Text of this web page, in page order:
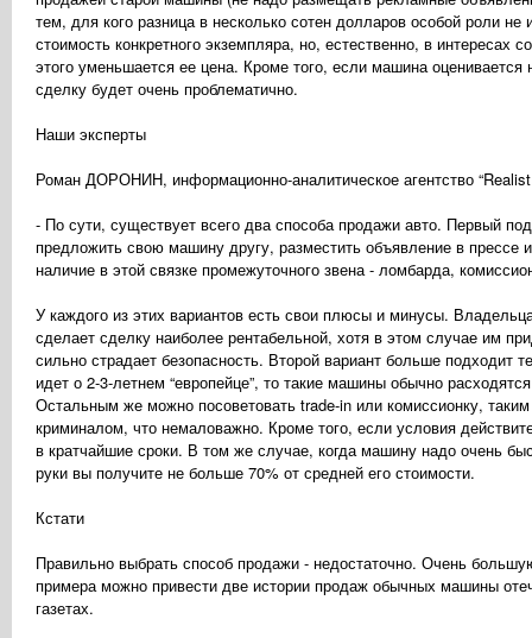
тем, для кого разница в несколько сотен долларов особой роли
стоимость конкретного экземпляра, но, естественно, в
этого уменьшается ее цена. Кроме того, если машина
сделку будет очень проблематично.
Наши эксперты
Роман ДОРОНИН, информационно-аналитическое агентство
- По сути, существует всего два способа продажи авто. Первый
предложить свою машину другу, разместить объявление в прессе
наличие в этой связке промежуточного звена - ломбарда,
У каждого из этих вариантов есть свои плюсы и минусы.
сделает сделку наиболее рентабельной, хотя в этом случае им
сильно страдает безопасность. Второй вариант больше подходит
идет о 2-3-летнем “европейце”, то такие машины обычно
Остальным же можно посоветовать trade-in или комиссионку,
криминалом, что немаловажно. Кроме того, если условия
в кратчайшие сроки. В том же случае, когда машину надо очень
руки вы получите не больше 70% от средней его стоимости.
Кстати
Правильно выбрать способ продажи - недостаточно. Очень
примера можно привести две истории продаж обычных машины
газетах.